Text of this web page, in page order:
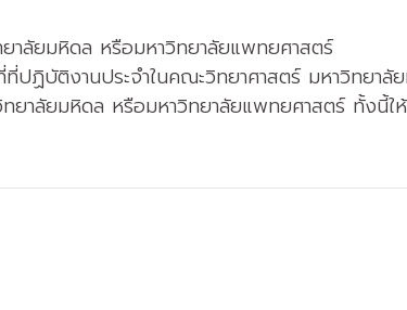
าลัยมหิดล หรือมหาวิทยาลัยแพทยศาสตร์
ปฏิบัติงานประจำในคณะวิทยาศาสตร์ มหาวิทยา
ยาลัยมหิดล หรือมหาวิทยาลัยแพทยศาสตร์ ทั้งนี้